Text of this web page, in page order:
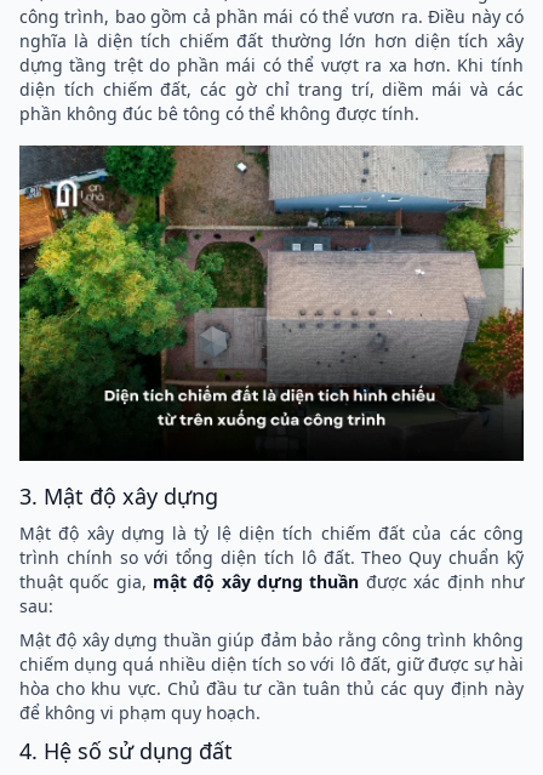
công trình, bao gồm cả phần mái có thể vươn ra. Điều này có
nghĩa là diện tích chiếm đất thường lớn hơn diện tích xây
dựng tầng trệt do phần mái có thể vượt ra xa hơn. Khi tính
diện tích chiếm đất, các gờ chỉ trang trí, diềm mái và các
phần không đúc bê tông có thể không được tính.
3. Mật độ xây dựng
Mật độ xây dựng là tỷ lệ diện tích chiếm đất của các công
trình chính so với tổng diện tích lô đất. Theo Quy chuẩn kỹ
thuật quốc gia, mật độ xây dựng thuần được xác định như
sau:
Mật độ xây dựng thuần giúp đảm bảo rằng công trình không
chiếm dụng quá nhiều diện tích so với lô đất, giữ được sự hài
hòa cho khu vực. Chủ đầu tư cần tuân thủ các quy định này
để không vi phạm quy hoạch.
4. Hệ số sử dụng đất